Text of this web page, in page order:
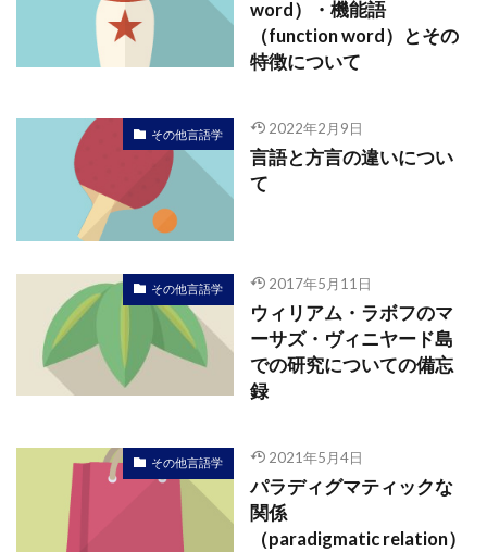
word）・機能語
（function word）とその
特徴について
その他言語学 2022年2月9日
言語と方言の違いについ
て
その他言語学 2017年5月11日
ウィリアム・ラボフのマ
ーサズ・ヴィニヤード島
での研究についての備忘
録
その他言語学 2021年5月4日
パラディグマティックな
関係
（paradigmatic relation）